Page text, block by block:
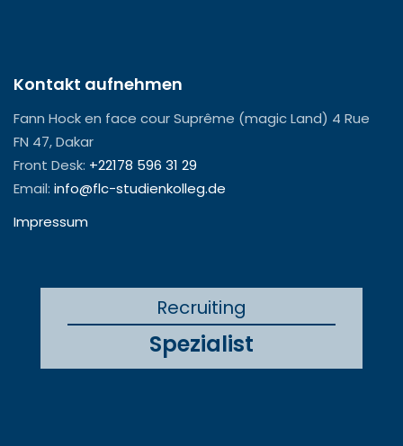
Kontakt aufnehmen
Fann Hock en face cour Suprême (magic Land) 4 Rue
FN 47, Dakar
Front Desk: +22178 596 31 29
Email: info@flc-studienkolleg.de
Impressum
Recruiting
Spezialist